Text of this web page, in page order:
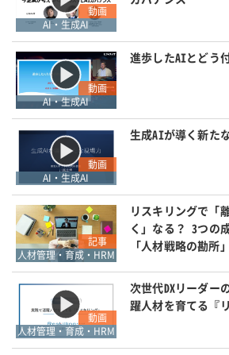
動画
AI・生成AI
動画
AI・生成AI
進歩したAIとどう
動画
AI・生成AI
生成AIが導く新た
記事
人材管理・育成・HRM
リスキリングで「
く」なる？ 3つの
「人材戦略の勘所」
動画
人材管理・育成・HRM
次世代DXリーダー
躍人材を育てる『